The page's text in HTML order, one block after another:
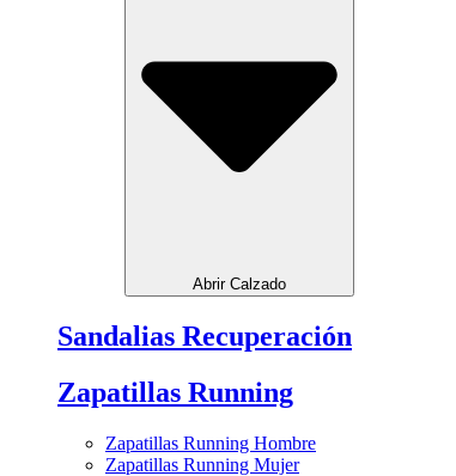
Abrir Calzado
Sandalias Recuperación
Zapatillas Running
Zapatillas Running Hombre
Zapatillas Running Mujer